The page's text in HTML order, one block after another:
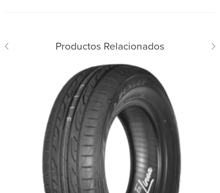
Productos Relacionados